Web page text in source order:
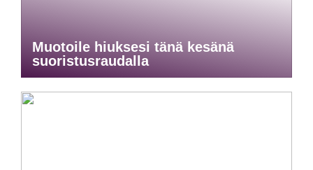
Muotoile hiuksesi tänä kesänä
suoristusraudalla